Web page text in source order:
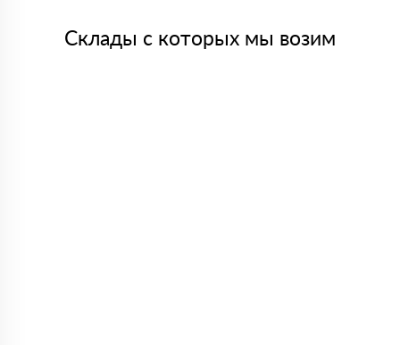
Склады с которых мы возим